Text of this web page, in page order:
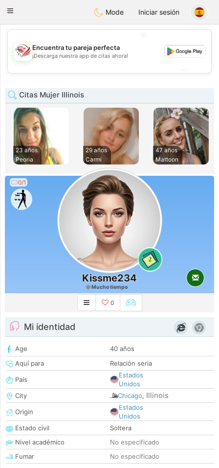
StatesDating
Toggle
Mode Iniciar sesión
💖
💕
Encuentra tu pareja perfecta
¡Descarga nuestra app de citas ahora!
Citas Mujer Illinois
23 años
Peoria
29 años
Carmi
47 años
Mattoon
0/1
2
Kissme234
Mucho tiempo
0
Mi identidad
Age
40 años
Aquí para
Relación seria
País
Estados
Unidos
City
Chicago, Illinois
Origin
Estados
Unidos
Estado civil
Soltera
Nivel académico
No especificado
Fumar
No especificado